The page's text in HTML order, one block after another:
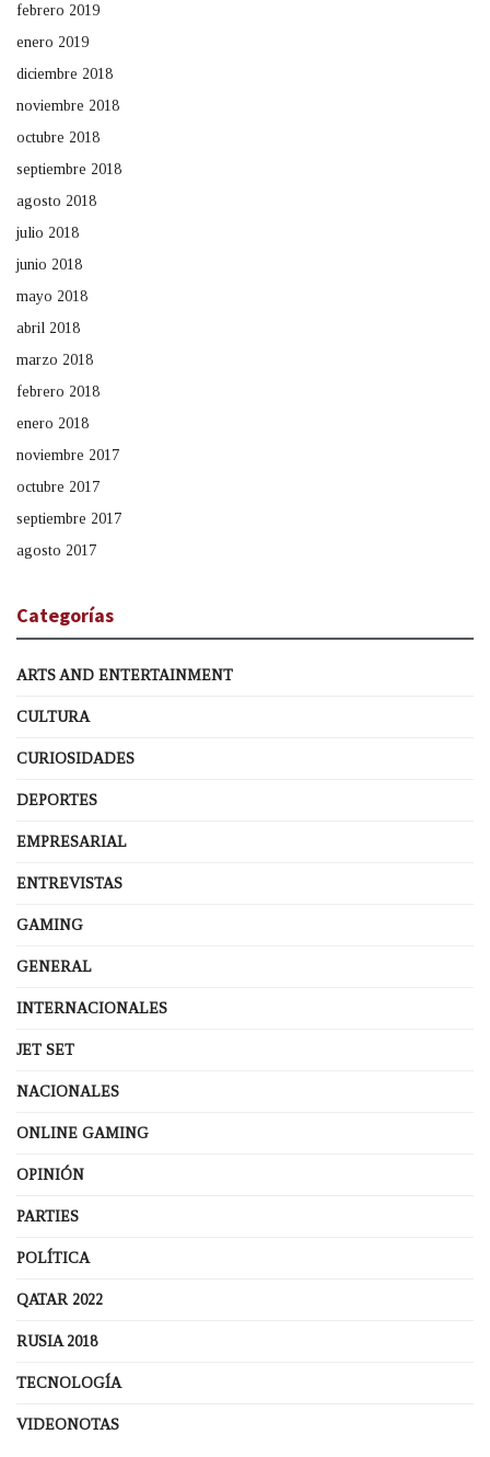
febrero 2019
enero 2019
diciembre 2018
noviembre 2018
octubre 2018
septiembre 2018
agosto 2018
julio 2018
junio 2018
mayo 2018
abril 2018
marzo 2018
febrero 2018
enero 2018
noviembre 2017
octubre 2017
septiembre 2017
agosto 2017
Categorías
ARTS AND ENTERTAINMENT
CULTURA
CURIOSIDADES
DEPORTES
EMPRESARIAL
ENTREVISTAS
GAMING
GENERAL
INTERNACIONALES
JET SET
NACIONALES
ONLINE GAMING
OPINIÓN
PARTIES
POLÍTICA
QATAR 2022
RUSIA 2018
TECNOLOGÍA
VIDEONOTAS